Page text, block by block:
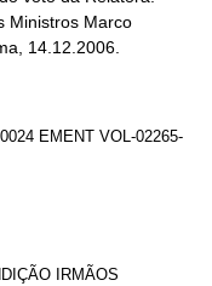
Ministros Marco
14.12.2006.
EMENT VOL-02265-
IRMÃOS